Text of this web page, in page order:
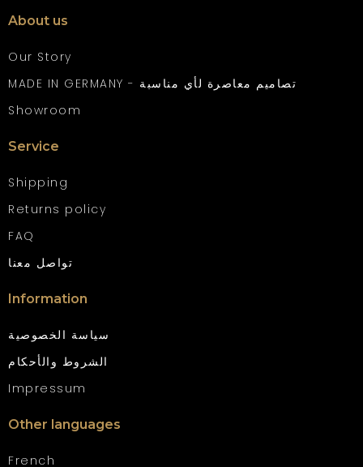
About us
Our Story
MADE IN GERMANY - تصاميم معاصرة لأي مناسبة
Showroom
Service
Shipping
Returns policy
FAQ
تواصل معنا
Information
سياسة الخصوصية
الشروط والأحكام
Impressum
Other languages
French